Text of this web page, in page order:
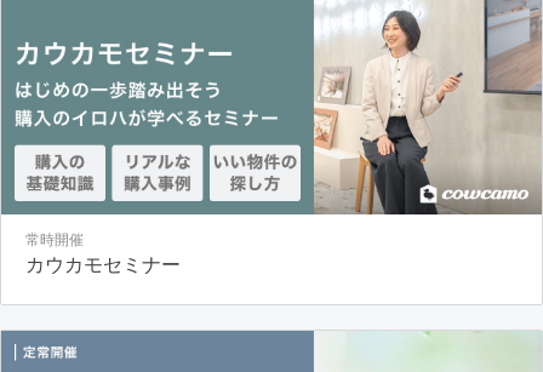
常時開催
カウカモセミナー